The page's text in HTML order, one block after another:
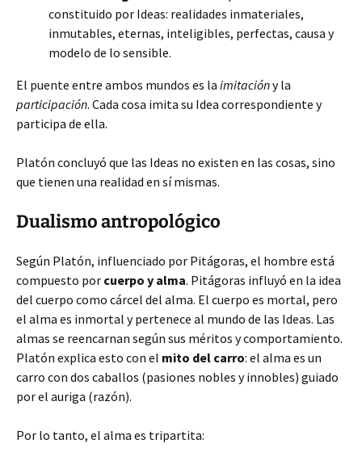
constituido por Ideas: realidades inmateriales,
inmutables, eternas, inteligibles, perfectas, causa y
modelo de lo sensible.
El puente entre ambos mundos es la imitacióny la
participación. Cada cosa imita su Idea correspondiente y
participa de ella.
Platón concluyó que las Ideas no existen en las cosas, sino
que tienen una realidad en sí mismas.
Dualismo antropológico
Según Platón, influenciado por Pitágoras, el hombre está
compuesto por cuerpo y alma. Pitágoras influyó en la idea
del cuerpo como cárcel del alma. El cuerpo es mortal, pero
el alma es inmortal y pertenece al mundo de las Ideas. Las
almas se reencarnan según sus méritos y comportamiento.
Platón explica esto con el mito del carro: el alma es un
carro con dos caballos (pasiones nobles y innobles) guiado
por el auriga (razón).
Por lo tanto, el alma es tripartita: